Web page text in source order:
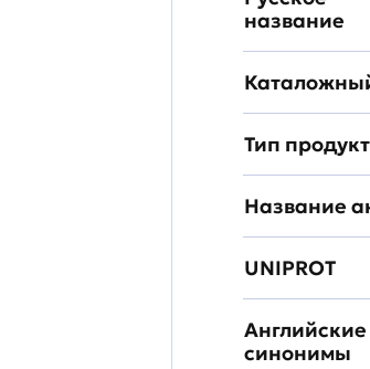
название
Тип
Название
UNIPROT
Английские
синонимы